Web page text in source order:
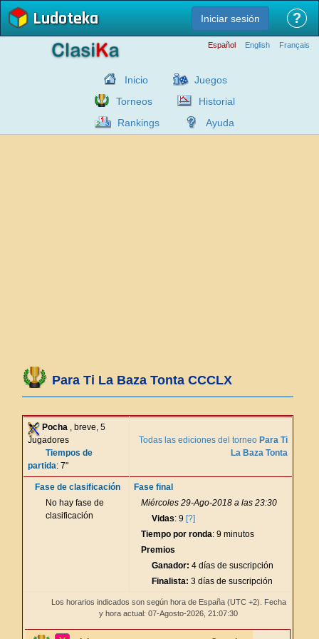
Ludoteka Iniciar sesión ?
Español English Français
Inicio
Juegos
Torneos
Historial
Rankings
Ayuda
Para Ti La Baza Tonta CCCLX
Pocha , breve, 5
Jugadores
Tiempos de
partida: 7"
Todas las ediciones del torneo Para Ti
La Baza Tonta
Fase de clasificación
No hay fase de
clasificación
Fase final
Miércoles 29-Ago-2018 a las 23:30
Vidas: 9 [?]
Tiempo por ronda: 9 minutos
Premios
Ganador: 4 días de suscripción
Finalista: 3 días de suscripción
Los horarios indicados son según hora de España (UTC +2). Fecha
y hora actual: 07-Agosto-2026, 21:07:30